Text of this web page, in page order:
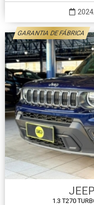
GARANTIA DE FÁBRICA
1.3 T270